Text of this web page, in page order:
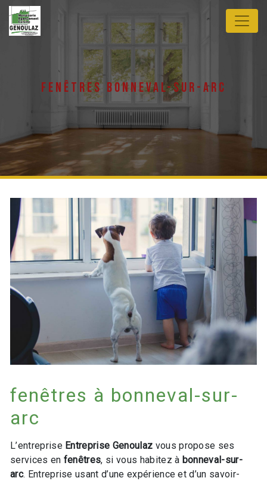
Panneau de gestion des cookies
fenêtres bonneval-sur-arc
fenêtres à bonneval-sur-
arc
L’entreprise Entreprise Genoulaz vous propose ses
services en fenêtres, si vous habitez à bonneval-sur-
arc. Entreprise usant d’une expérience et d’un savoir-